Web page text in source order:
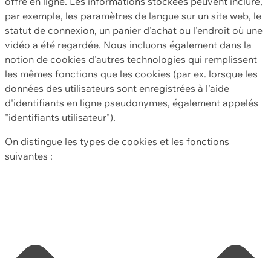
par exemple, les paramètres de langue sur un site web, le
statut de connexion, un panier d'achat ou l'endroit où une
vidéo a été regardée. Nous incluons également dans la
notion de cookies d'autres technologies qui remplissent
les mêmes fonctions que les cookies (par ex. lorsque les
données des utilisateurs sont enregistrées à l'aide
d'identifiants en ligne pseudonymes, également appelés
"identifiants utilisateur").
On distingue les types de cookies et les fonctions
suivantes :